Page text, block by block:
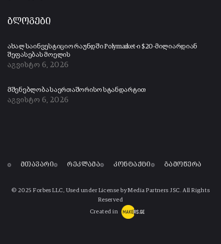
ბლოგები
ახალ საინვესტიციო რაუნდში Polymarket-ი $20-მილიარდიან
შეფასებას მოელის
აგვისტო 6, 2026
მშენებლობა საერთაშორისო სტანდარტით
აგვისტო 6, 2026
მთავარი რეკლამა კონტაქტი გამოწერა
© 2025 Forbes LLC, Used under License by Media Partners JSC. All Rights
Reserved
Created in